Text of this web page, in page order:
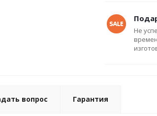
Не
вопрос Гарантия